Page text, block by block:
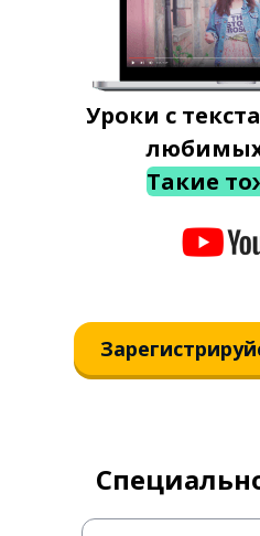
Уроки с
любимых
Такие